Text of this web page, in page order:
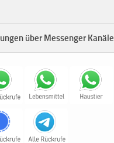
über Messenger Kanäle